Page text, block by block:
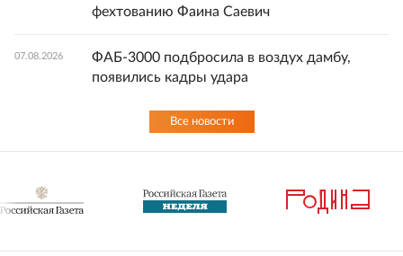
фехтованию Фаина Саевич
07.08.2026
ФАБ-3000 подбросила в воздух дамбу,
появились кадры удара
Все новости